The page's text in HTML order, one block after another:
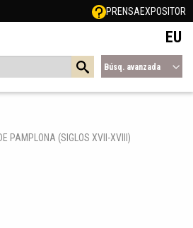
PRENSAEXPOSITOR
EU
Búsq. avanzada
PAMPLONA (SIGLOS XVII-XVIII)